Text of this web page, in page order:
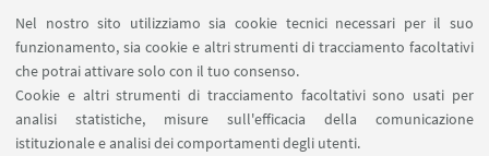
Nel nostro sito utilizziamo sia cookie tecnici necessari per il suo
funzionamento, sia cookie e altri strumenti di tracciamento facoltativi
che potrai attivare solo con il tuo consenso.
Cookie e altri strumenti di tracciamento facoltativi sono usati per
analisi statistiche, misure sull'efficacia della comunicazione
istituzionale e analisi dei comportamenti degli utenti.
Segnala un evento
Contatti
SEGUI IL DIPARTIMENTO SU: